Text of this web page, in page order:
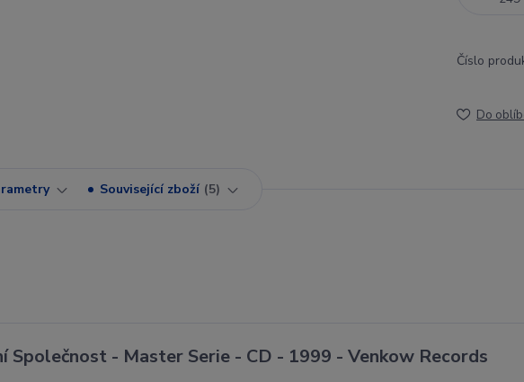
Číslo
Do
Související zboží 5
Společnost - Master Serie - CD - 1999 - Venkow Records